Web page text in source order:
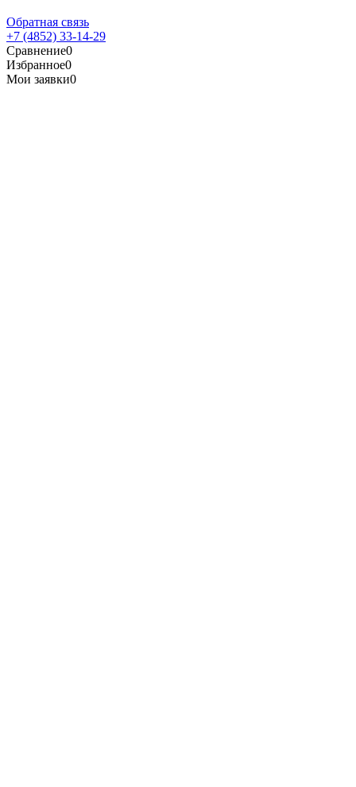
Обратная связь
+7 (4852) 33-14-29
Сравнение0
Избранное0
Мои заявки0